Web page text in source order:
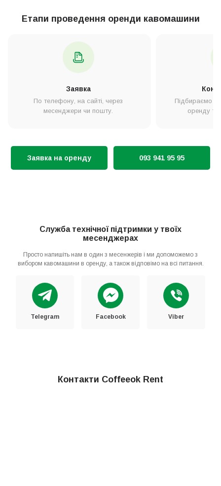
Етапи проведення оренди кавомашини
Заявка
По телефону, на сайті, через
месенджери чи пошту.
Підбираємо
оренду та
Заявка на оренду 093 941 95 95
Служба технічної підтримки у твоїх
месенджерах
Просто напишіть нам в один з месенжерів і ми допоможемо з
вибором кавомашини в оренду, а також відповімо на всі питання.
Telegram Facebook Viber
Контакти Coffeeok Rent